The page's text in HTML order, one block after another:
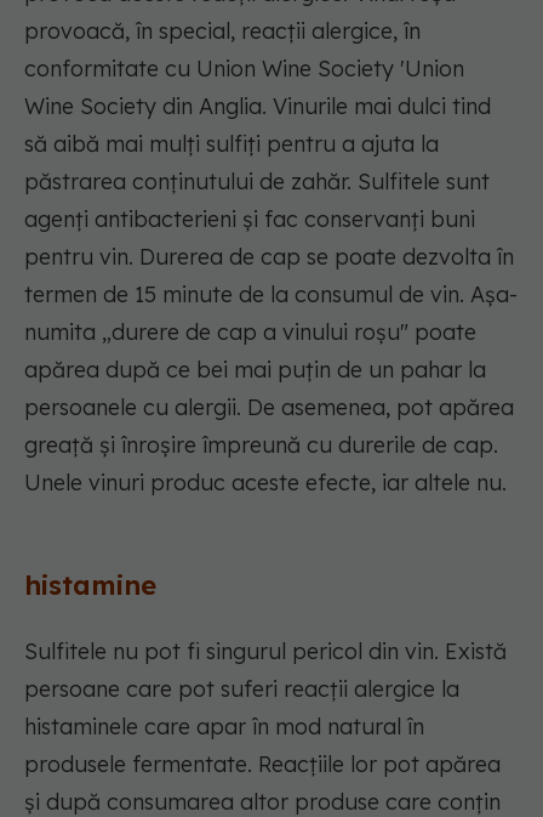
provoacă, în special, reacții alergice, în
conformitate cu Union Wine Society 'Union
Wine Society din Anglia. Vinurile mai dulci tind
să aibă mai mulți sulfiți pentru a ajuta la
păstrarea conținutului de zahăr. Sulfitele sunt
agenți antibacterieni și fac conservanți buni
pentru vin. Durerea de cap se poate dezvolta în
termen de 15 minute de la consumul de vin. Așa-
numita „durere de cap a vinului roșu" poate
apărea după ce bei mai puțin de un pahar la
persoanele cu alergii. De asemenea, pot apărea
greață și înroșire împreună cu durerile de cap.
Unele vinuri produc aceste efecte, iar altele nu.
histamine
Sulfitele nu pot fi singurul pericol din vin. Există
persoane care pot suferi reacții alergice la
histaminele care apar în mod natural în
produsele fermentate. Reacțiile lor pot apărea
și după consumarea altor produse care conțin